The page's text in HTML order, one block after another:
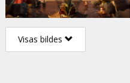
Visas bildes